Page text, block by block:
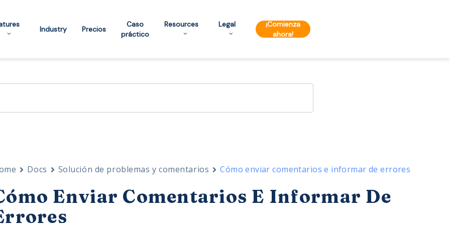
Industry Precios
Caso
práctico
Resources Legal
¡Comienza
ahora!
Docs Solución de problemas y comentarios Cómo enviar comentarios e informar de errores
Enviar Comentarios E Informar De